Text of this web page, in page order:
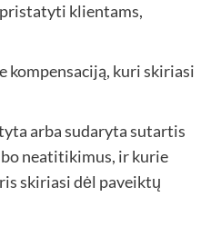
klientams,
kompensaciją, kuri skiriasi
arba sudaryta sutartis
neatitikimus, ir kurie
skiriasi dėl paveiktų